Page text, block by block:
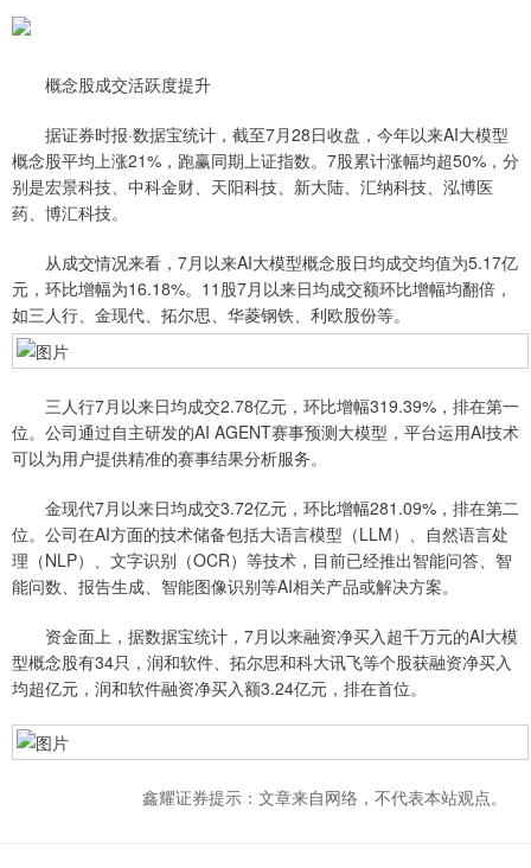
概念股成交活跃度提升
据证券时报·数据宝统计，截至7月28日收盘，今年以来AI大模型
概念股平均上涨21%，跑赢同期上证指数。7股累计涨幅均超50%，分
别是宏景科技、中科金财、天阳科技、新大陆、汇纳科技、泓博医
药、博汇科技。
从成交情况来看，7月以来AI大模型概念股日均成交均值为5.17亿
元，环比增幅为16.18%。11股7月以来日均成交额环比增幅均翻倍，
如三人行、金现代、拓尔思、华菱钢铁、利欧股份等。
三人行7月以来日均成交2.78亿元，环比增幅319.39%，排在第一
位。公司通过自主研发的AI AGENT赛事预测大模型，平台运用AI技术
可以为用户提供精准的赛事结果分析服务。
金现代7月以来日均成交3.72亿元，环比增幅281.09%，排在第二
位。公司在AI方面的技术储备包括大语言模型（LLM）、自然语言处
理（NLP）、文字识别（OCR）等技术，目前已经推出智能问答、智
能问数、报告生成、智能图像识别等AI相关产品或解决方案。
资金面上，据数据宝统计，7月以来融资净买入超千万元的AI大模
型概念股有34只，润和软件、拓尔思和科大讯飞等个股获融资净买入
均超亿元，润和软件融资净买入额3.24亿元，排在首位。
鑫耀证券提示：文章来自网络，不代表本站观点。